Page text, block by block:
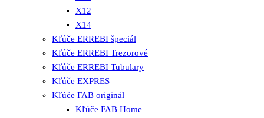
X12
X14
Kľúče ERREBI špeciál
Kľúče ERREBI Trezorové
Kľúče ERREBI Tubulary
Kľúče EXPRES
Kľúče FAB originál
Kľúče FAB Home